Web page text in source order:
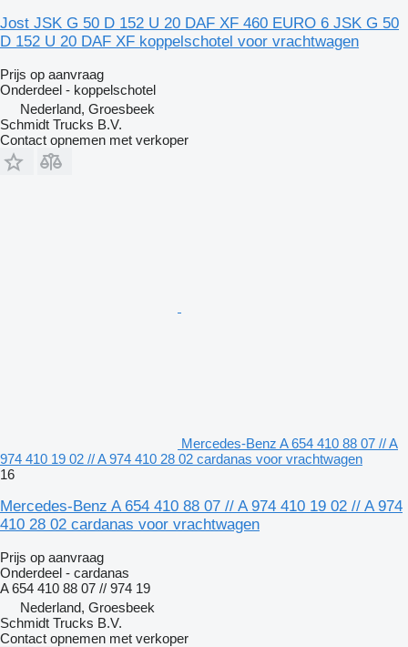
Jost JSK G 50 D 152 U 20 DAF XF 460 EURO 6 JSK G 50
D 152 U 20 DAF XF koppelschotel voor vrachtwagen
Prijs op aanvraag
Onderdeel - koppelschotel
Nederland, Groesbeek
Schmidt Trucks B.V.
Contact opnemen met verkoper
Mercedes-Benz A 654 410 88 07 // A
974 410 19 02 // A 974 410 28 02 cardanas voor vrachtwagen
16
Mercedes-Benz A 654 410 88 07 // A 974 410 19 02 // A 974
410 28 02 cardanas voor vrachtwagen
Prijs op aanvraag
Onderdeel - cardanas
A 654 410 88 07 // 974 19
Nederland, Groesbeek
Schmidt Trucks B.V.
Contact opnemen met verkoper